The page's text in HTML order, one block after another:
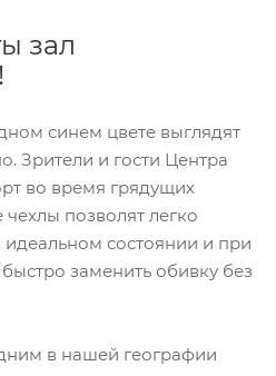
зал
синем цвете выглядят
Зрители и гости Центра
во время грядущих
позволят легко
состоянии и при
заменить обивку без
в нашей географии